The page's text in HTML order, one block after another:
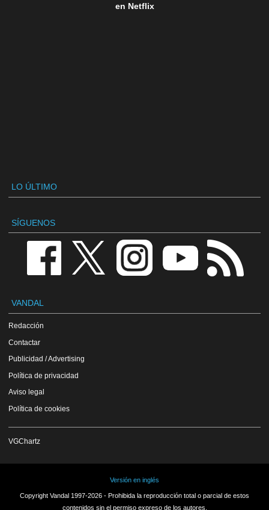
en Netflix
LO ÚLTIMO
SÍGUENOS
VANDAL
Redacción
Contactar
Publicidad / Advertising
Política de privacidad
Aviso legal
Política de cookies
VGChartz
Versión en inglés
Copyright Vandal 1997-2026 - Prohibida la reproducción total o parcial de estos
contenidos sin el permiso expreso de los autores.